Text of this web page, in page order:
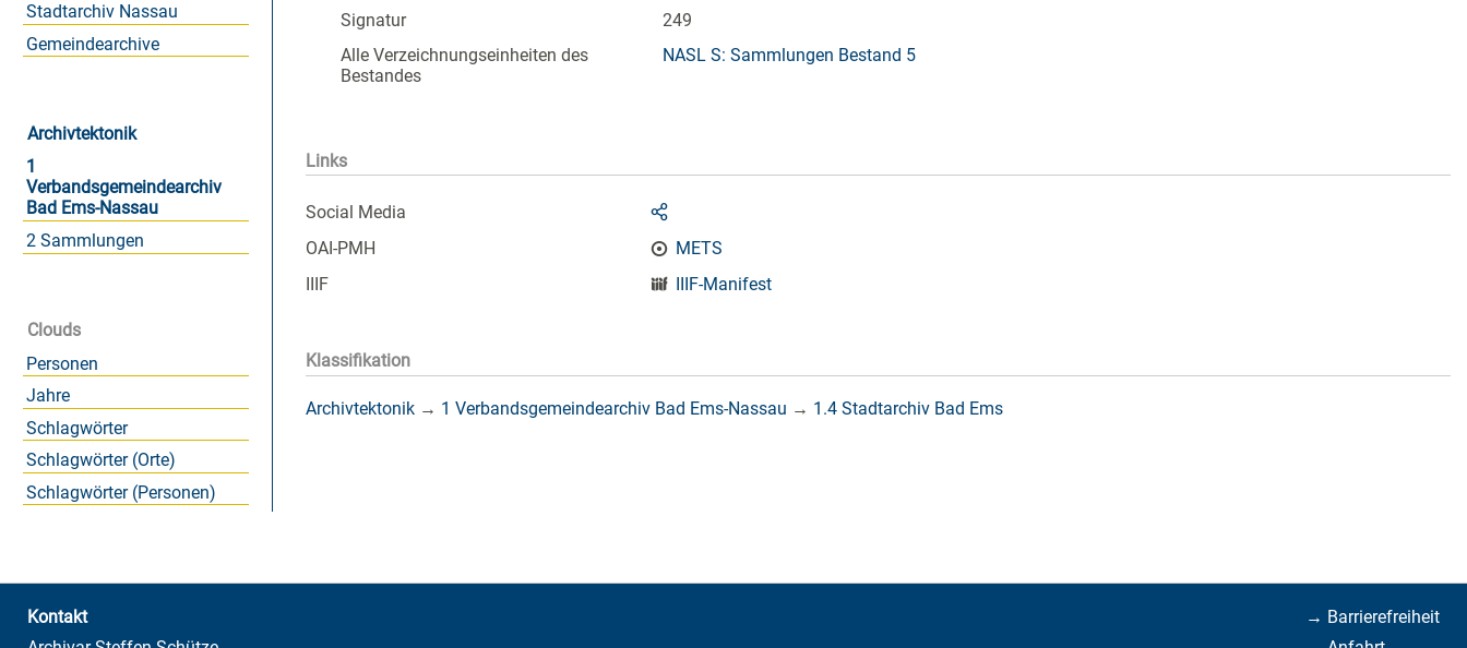
Stadtarchiv Nassau
Gemeindearchive
Archivtektonik
1
Verbandsgemeindearchiv
Bad Ems-Nassau
2 Sammlungen
Clouds
Personen
Jahre
Schlagwörter
Schlagwörter (Orte)
Schlagwörter (Personen)
Signatur
249
Alle Verzeichnungseinheiten des
Bestandes
NASL S: Sammlungen Bestand 5
Links
Social Media
OAI-PMH
METS
IIIF
IIIF-Manifest
Klassifikation
Archivtektonik → 1 Verbandsgemeindearchiv Bad Ems-Nassau → 1.4 Stadtarchiv Bad Ems
→ Barrierefreiheit
Kontakt